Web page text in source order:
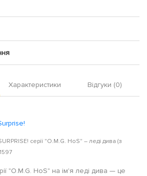
Характеристики Відгуки (0)
серії "O.M.G. HoS" – леді дива (з
"O.M.G. HoS" на ім'я леді дива — це